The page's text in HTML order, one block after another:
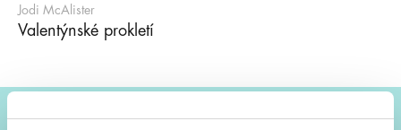
Jodi McAlister
Valentýnské prokletí